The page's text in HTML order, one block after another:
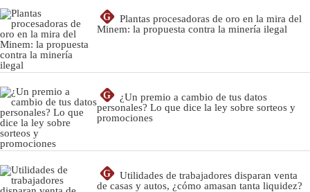
G
Plantas procesadoras de oro en la mira del
Minem: la propuesta contra la minería ilegal
G
¿Un premio a cambio de tus datos
personales? Lo que dice la ley sobre sorteos y
promociones
G
Utilidades de trabajadores disparan venta
de casas y autos, ¿cómo amasan tanta liquidez?